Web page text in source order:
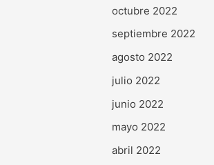
octubre 2022
septiembre 2022
agosto 2022
julio 2022
junio 2022
mayo 2022
abril 2022